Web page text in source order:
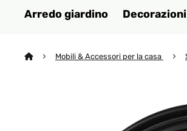
Arredo giardino
Mobili & Accessori per la casa